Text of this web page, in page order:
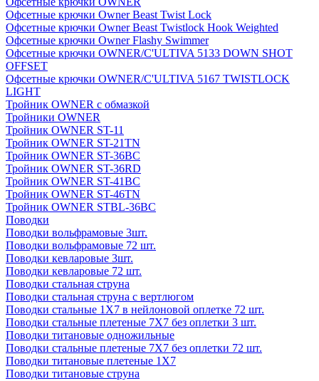
Офсетные крючки Owner Beast Twist Lock
Офсетные крючки Owner Beast Twistlock Hook Weighted
Офсетные крючки Owner Flashy Swimmer
Офсетные крючки OWNER/C'ULTIVA 5133 DOWN SHOT
OFFSET
Офсетные крючки OWNER/C'ULTIVA 5167 TWISTLOCK
LIGHT
Тройник OWNER с обмазкой
Тройники OWNER
Тройник OWNER ST-11
Тройник OWNER ST-21TN
Тройник OWNER ST-36BC
Тройник OWNER ST-36RD
Тройник OWNER ST-41BC
Тройник OWNER ST-46TN
Тройник OWNER STBL-36BC
Поводки
Поводки вольфрамовые 3шт.
Поводки вольфрамовые 72 шт.
Поводки кевларовые 3шт.
Поводки кевларовые 72 шт.
Поводки стальная струна
Поводки стальная струна с вертлюгом
Поводки стальные 1X7 в нейлоновой оплетке 72 шт.
Поводки стальные плетеные 7X7 без оплетки 3 шт.
Поводки титановые одножильные
Поводки стальные плетеные 7X7 без оплетки 72 шт.
Поводки титановые плетеные 1X7
Поводки титановые струна